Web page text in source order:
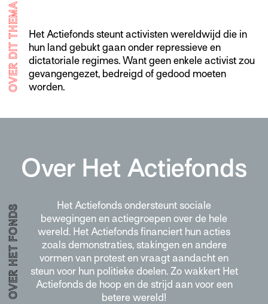
Het Actiefonds steunt activisten wereldwijd die in
hun land gebukt gaan onder repressieve en
dictatoriale regimes. Want geen enkele activist zou
gevangengezet, bedreigd of gedood moeten
worden.
OVER DIT THEMA
Over Het Actiefonds
Het Actiefonds ondersteunt sociale
bewegingen en actiegroepen over de hele
wereld. Het Actiefonds financiert hun acties
zoals demonstraties, stakingen en andere
vormen van protest en vraagt aandacht en
steun voor hun politieke doelen. Zo wakkert Het
Actiefonds de hoop en de strijd aan voor een
betere wereld!
OVER HET FONDS